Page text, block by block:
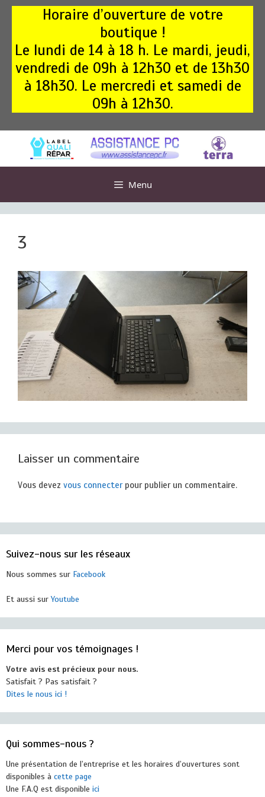
Aller
Horaire d’ouverture de votre
boutique !
Le lundi de 14 à 18 h. Le mardi, jeudi,
vendredi de 09h à 12h30 et de 13h30
à 18h30. Le mercredi et samedi de
09h à 12h30.
Menu
3
Laisser un commentaire
Vous devez vous connecterpour publier un commentaire.
Suivez-nous sur les réseaux
Nous sommes sur Facebook
Et aussi surYoutube
Merci pour vos témoignages !
Votre avis est précieux pour nous.
Satisfait ? Pas satisfait ?
Dites le nous ici !
Qui sommes-nous ?
Une présentation de l’entreprise et les horaires d’ouvertures sont
disponibles à cette page
Une F.A.Q est disponible ici